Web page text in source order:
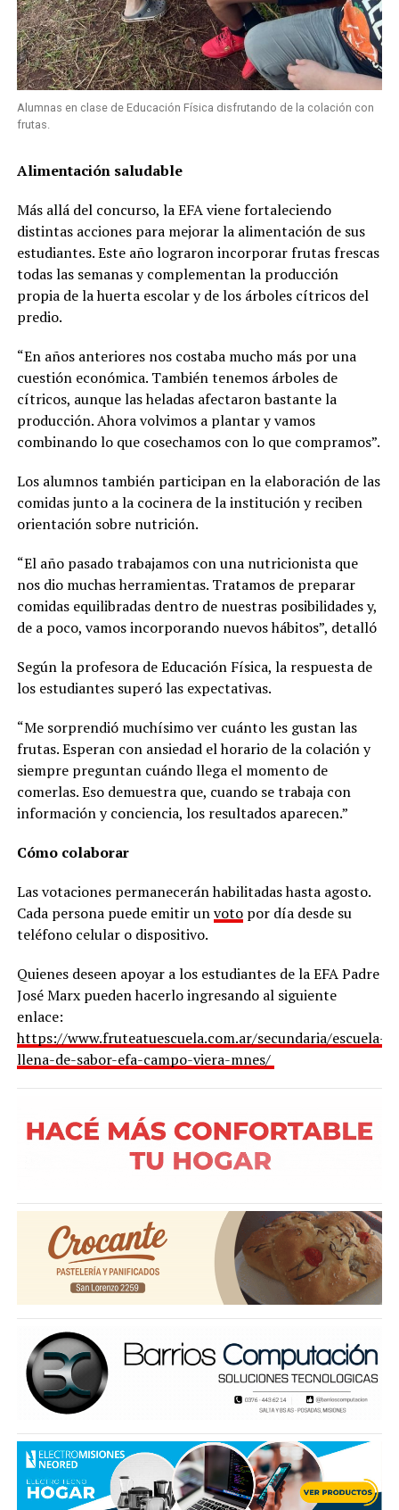
Alumnas en clase de Educación Física disfrutando de la colación con
frutas.
Alimentación saludable
Más allá del concurso, la EFA viene fortaleciendo
distintas acciones para mejorar la alimentación de sus
estudiantes. Este año lograron incorporar frutas frescas
todas las semanas y complementan la producción
propia de la huerta escolar y de los árboles cítricos del
predio.
“En años anteriores nos costaba mucho más por una
cuestión económica. También tenemos árboles de
cítricos, aunque las heladas afectaron bastante la
producción. Ahora volvimos a plantar y vamos
combinando lo que cosechamos con lo que compramos”.
Los alumnos también participan en la elaboración de las
comidas junto a la cocinera de la institución y reciben
orientación sobre nutrición.
“El año pasado trabajamos con una nutricionista que
nos dio muchas herramientas. Tratamos de preparar
comidas equilibradas dentro de nuestras posibilidades y,
de a poco, vamos incorporando nuevos hábitos”, detalló
Según la profesora de Educación Física, la respuesta de
los estudiantes superó las expectativas.
“Me sorprendió muchísimo ver cuánto les gustan las
frutas. Esperan con ansiedad el horario de la colación y
siempre preguntan cuándo llega el momento de
comerlas. Eso demuestra que, cuando se trabaja con
información y conciencia, los resultados aparecen.”
Cómo colaborar
Las votaciones permanecerán habilitadas hasta agosto.
Cada persona puede emitir unvotopor día desde su
teléfono celular o dispositivo.
Quienes deseen apoyar a los estudiantes de la EFA Padre
José Marx pueden hacerlo ingresando al siguiente
enlace:
https://www.fruteatuescuela.com.ar/secundaria/escuela-
llena-de-sabor-efa-campo-viera-mnes/